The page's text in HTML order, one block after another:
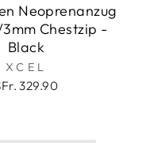
Neoprenanzug
Chestzip -
Black
XCEL
329.90